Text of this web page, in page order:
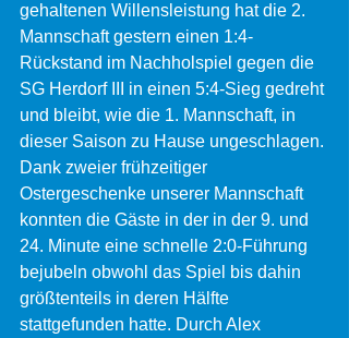
gehaltenen Willensleistung hat die 2.
Mannschaft gestern einen 1:4-
Rückstand im Nachholspiel gegen die
SG Herdorf III in einen 5:4-Sieg gedreht
und bleibt, wie die 1. Mannschaft, in
dieser Saison zu Hause ungeschlagen.
Dank zweier frühzeitiger
Ostergeschenke unserer Mannschaft
konnten die Gäste in der in der 9. und
24. Minute eine schnelle 2:0-Führung
bejubeln obwohl das Spiel bis dahin
größtenteils in deren Hälfte
stattgefunden hatte. Durch Alex